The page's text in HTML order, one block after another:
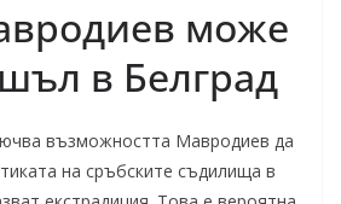
може
в Белград
възможността Мавродиев да
на сръбските съдилища в